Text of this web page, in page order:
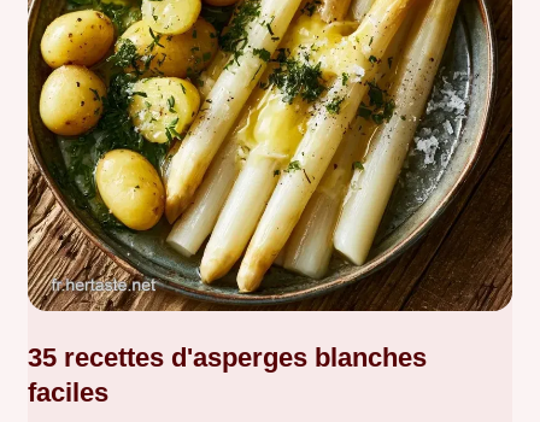
35 recettes d'asperges blanches
faciles